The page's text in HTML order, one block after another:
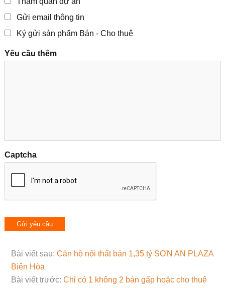
Gửi email thông tin
Ký gửi sản phẩm Bán - Cho thuê
Yêu cầu thêm
Captcha
Bài viết sau: Căn hộ nội thất bán 1,35 tỷ SƠN AN PLAZA
Biên Hòa
Bài viết trước: Chỉ có 1 không 2 bán gấp hoặc cho thuê